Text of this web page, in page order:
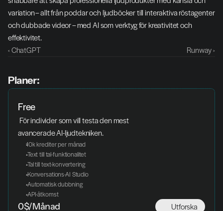
variation – allt från poddar och ljudböcker till interaktiva röstagenter
och dubbade videor – med AI som verktyg för kreativitet och
effektivitet.
‹ ChatGPT
Runway ›
Planer:
Free
avancerade AI-ljudtekniken.
10k krediter per månad
Text till tal-funktionalitet
Tal till text-konvertering
Konversations-AI Studio
Automatisk dubbning
API-åtkomst
Utforska
0$/Månad